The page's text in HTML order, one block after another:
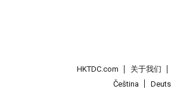
HKTDC.com 关于我们
Čeština